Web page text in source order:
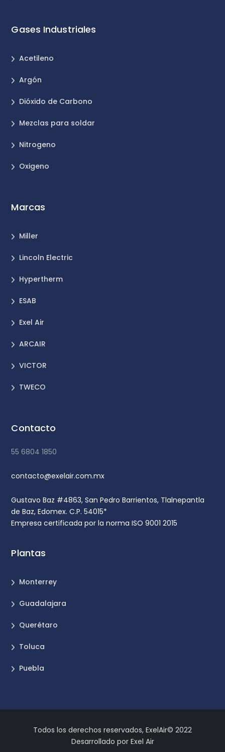
Gases Industriales
Acetileno
Argón
Dióxido de Carbono
Mezclas para soldar
Nitrogeno
Oxigeno
Marcas
Miller
Lincoln Electric
Hypertherm
ESAB
Exel Air
ARCAIR
VICTOR
TWECO
Contacto
55 6804 1850
contacto@exelair.com.mx
Gustavo Baz #4863, San Pedro Barrientos, Tlalnepantla
de Baz, Edomex. C.P. 54015*
Empresa certificada por la norma ISO 9001 2015
Plantas
Monterrey
Guadalajara
Querétaro
Toluca
Puebla
Todos los derechos reservados, ExelAir© 2022
Desarrollado por Exel Air